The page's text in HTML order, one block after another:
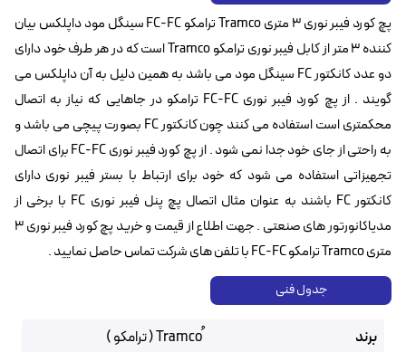
پچ کورد فیبر نوری ۳ متری Tramco ترامکو FC-FC سینگل مود داپلکس بیان
کننده ۳ متر از کابل فیبر نوری ترامکو Tramco است که در هر طرف خود دارای
دو عدد کانکتور FC سینگل مود می باشد به همین دلیل به آن داپلکس می
گویند . از پچ کورد فیبر نوری FC-FC ترامکو در جاهایی که نیاز به اتصال
محکمتری است استفاده می کنند چون کانکتور FC بصورت پیچی می باشد و
به راحتی از جای خود جدا نمی شود . از پچ کورد فیبر نوری FC-FC برای اتصال
تجهیزاتی استفاده می شود که خود برای ارتباط با بستر فیبر نوری دارای
کانکتور FC باشند به عنوان مثال اتصال پچ پنل فیبر نوری FC با برخی از
مدیاکانورتور های صنعتی . جهت اطلاع از قیمت و خرید پچ کورد فیبر نوری ۳
متری Tramco ترامکو FC-FC با تلفن های شرکت تماس حاصل نمایید .
جدول فنی
برند